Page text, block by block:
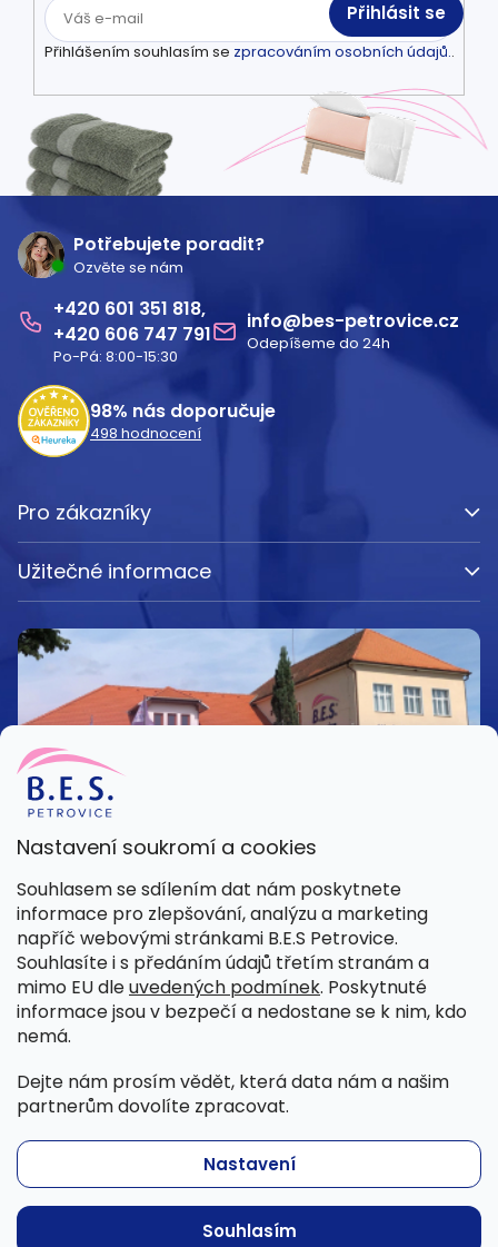
Nastavení soukromí a cookies
Souhlasem se sdílením dat nám poskytnete
informace pro zlepšování, analýzu a marketing
napříč webovými stránkami B.E.S Petrovice.
Souhlasíte i s předáním údajů třetím stranám a
mimo EU dleuvedených podmínek. Poskytnuté
informace jsou v bezpečí a nedostane se k nim, kdo
nemá.
Dejte nám prosím vědět, která data nám a našim
partnerům dovolíte zpracovat.
Nastavení
Souhlasím
Přihlášením souhlasím se zpracováním osobních údajů..
Přihlásit se
Potřebujete poradit?
Ozvěte se nám
601 351 818
606 747 791
Po-Pá: 8:00-15:30
info@bes-petrovice.cz
Odepíšeme do 24h
98% nás doporučuje
498 hodnocení
Pro zákazníky
Užitečné informace
Kamenná prodejna
Pondělí – Pátek 8:00 – 15:30
Petrovice 42, 262 55 Petrovice
Více informací
vyhrazena.